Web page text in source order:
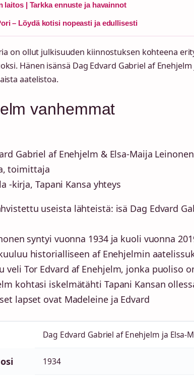
laitos | Tarkka ennuste ja havainnot
– Löydä kotisi nopeasti ja edullisesti
on ollut julkisuuden kiinnostuksen kohteena
Hänen isänsä Dag Edvard Gabriel af
aatelistoa.
vanhemmat
Gabriel af Enehjelm & Elsa-Maija
toimittaja
-kirja, Tapani Kansa yhteys
useista lähteistä: isä Dag Edvard
syntyi vuonna 1934 ja kuoli vuonna
historialliseen af Enehjelmin
veli Tor Edvard af Enehjelm, jonka puoliso
kohtasi iskelmätähti Tapani Kansan
lapset ovat Madeleine ja Edvard
Dag Edvard Gabriel af Enehjelm ja Elsa-
1934